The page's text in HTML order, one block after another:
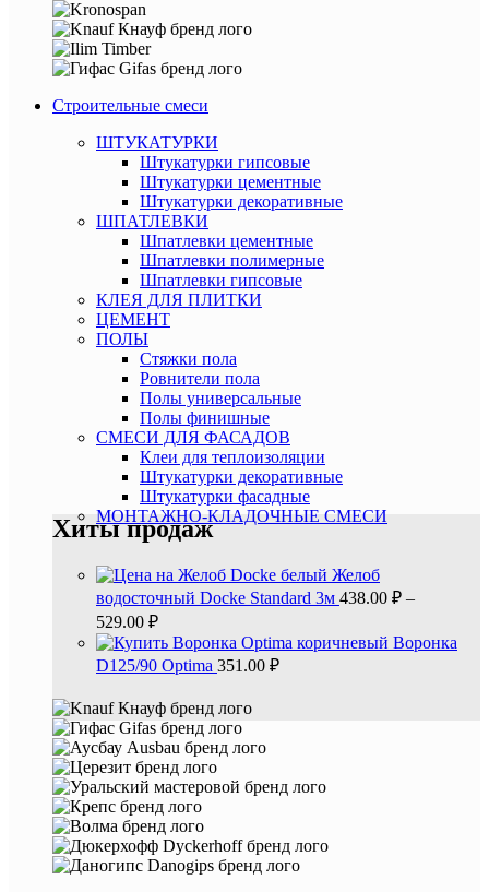
Строительные смеси
ШТУКАТУРКИ
Штукатурки гипсовые
Штукатурки цементные
Штукатурки декоративные
ШПАТЛЕВКИ
Шпатлевки цементные
Шпатлевки полимерные
Шпатлевки гипсовые
КЛЕЯ ДЛЯ ПЛИТКИ
ЦЕМЕНТ
ПОЛЫ
Стяжки пола
Ровнители пола
Полы универсальные
Полы финишные
СМЕСИ ДЛЯ ФАСАДОВ
Клеи для теплоизоляции
Штукатурки декоративные
Штукатурки фасадные
МОНТАЖНО-КЛАДОЧНЫЕ СМЕСИ
Хиты продаж
Желоб
водосточный Docke Standard 3м 438.00 ₽ –
529.00 ₽
Воронка
D125/90 Optima 351.00 ₽